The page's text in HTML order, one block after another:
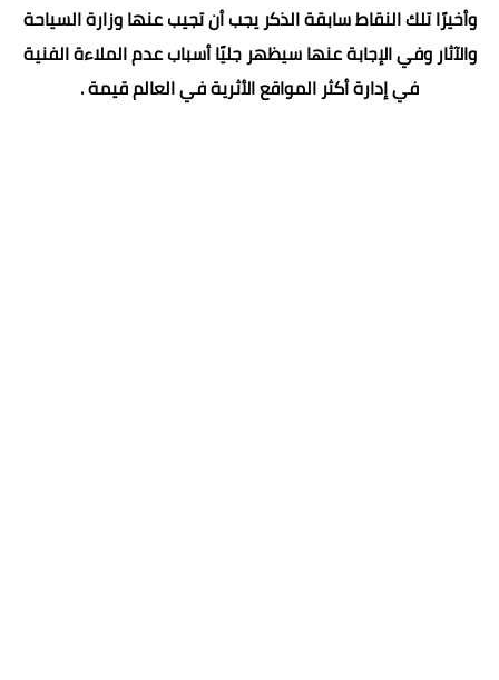
وأخيرًا تلك النقاط سابقة الذكر يجب أن تجيب عنها وزارة السياحة
والآثار وفي الإجابة عنها سيظهر جليًا أسباب عدم الملاءة الفنية
في إدارة أكثر المواقع الأثرية في العالم قيمة .